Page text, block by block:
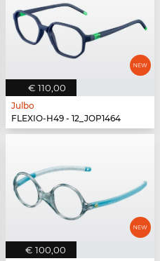
€ 110,00
Julbo
FLEXIO-H49 - 12_JOP1464
€ 100,00